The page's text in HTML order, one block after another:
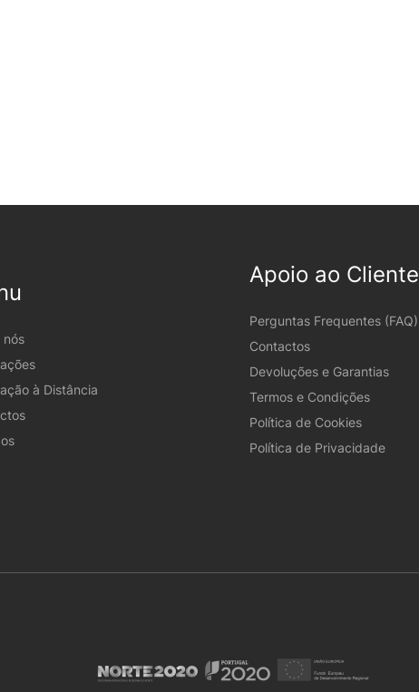
nós
à Distância
Apoio ao Cliente
Perguntas Frequentes (FAQ)
Contactos
Devoluções e Garantias
Termos e Condições
Política de Cookies
Política de Privacidade